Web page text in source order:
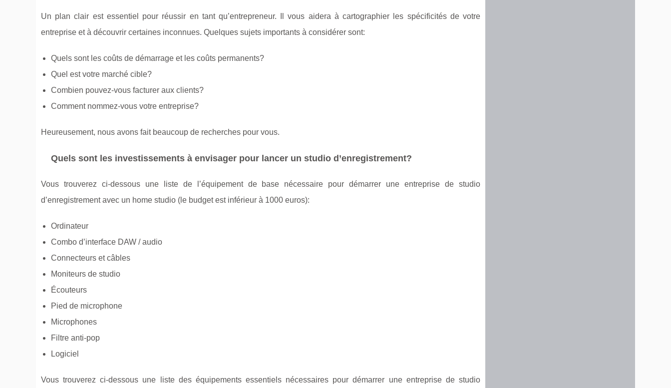
Un plan clair est essentiel pour réussir en tant qu’entrepreneur. Il vous aidera à cartographier les spécificités de votre
entreprise et à découvrir certaines inconnues. Quelques sujets importants à considérer sont:
Quels sont les coûts de démarrage et les coûts permanents?
Quel est votre marché cible?
Combien pouvez-vous facturer aux clients?
Comment nommez-vous votre entreprise?
Heureusement, nous avons fait beaucoup de recherches pour vous.
Quels sont les investissements à envisager pour lancer un studio d’enregistrement?
Vous trouverez ci-dessous une liste de l’équipement de base nécessaire pour démarrer une entreprise de studio
d’enregistrement avec un home studio (le budget est inférieur à 1000 euros):
Ordinateur
Combo d’interface DAW / audio
Connecteurs et câbles
Moniteurs de studio
Écouteurs
Pied de microphone
Microphones
Filtre anti-pop
Logiciel
Vous trouverez ci-dessous une liste des équipements essentiels nécessaires pour démarrer une entreprise de studio